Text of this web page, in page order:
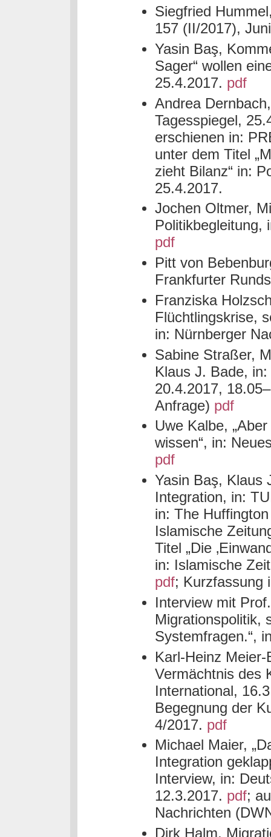
Siegfried
157 (II/2017),
Yasin Baş,
Sager“ wollen
25.4.2017. pdf
Andrea
Tagesspiegel,
erschienen in:
unter dem Titel
zieht Bilanz“ in:
25.4.2017.
Jochen Oltmer,
pdf
Pitt von
Frankfurter
Franziska
Flüchtlingskrise,
in: Nürnberger
Sabine Straßer,
Klaus J. Bade,
20.4.2017,
Anfrage) pdf
Uwe Kalbe,
wissen“, in:
pdf
Yasin Baş, Klaus
Integration, in:
in: The
Islamische
Titel „Die
in: Islamische
pdf; Kurzfassung
Interview mit
Migrationspolitik,
Systemfragen.“,
Karl-Heinz
Vermächtnis des
International,
Begegnung der
4/2017. pdf
Michael Maier,
Integration
Interview, in:
12.3.2017. pdf;
Nachrichten
Dirk Halm,